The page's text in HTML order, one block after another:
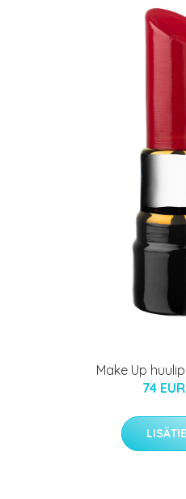
Make Up
74 EUR